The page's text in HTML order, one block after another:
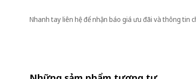
Nhanh tay liên hệ để nhận báo giá ưu đãi và thông tin